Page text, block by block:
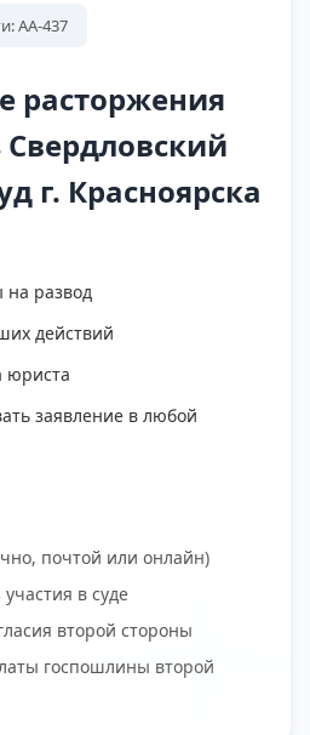
АА-437
расторжения
Свердловский
г. Красноярска
на развод
действий
юриста
заявление в любой
почтой или онлайн)
в суде
второй стороны
госпошлины второй